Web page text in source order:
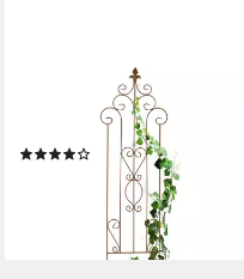
Rankgitter Metall Vintage, 1
St., 1er Pack
UVP39,99 €
lieferbar - in 3-4 Werktagen bei dir